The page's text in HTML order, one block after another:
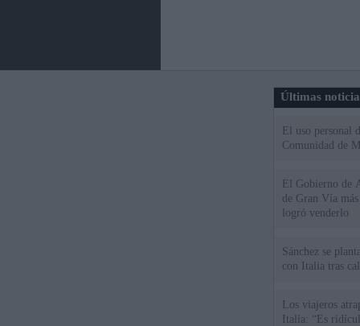
Últimas
El uso personal
Comunidad de
El Gobierno de
de Gran Vía
logró venderlo
Sánchez se
con Italia tras
Los viajeros
Italia: “Es